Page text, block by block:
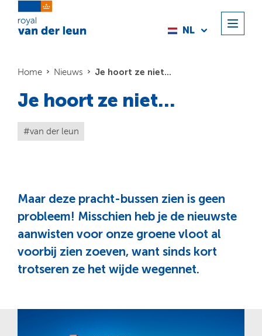
NL
Home Nieuws Je hoort ze niet...
Je hoort ze niet...
van der leun
Maar deze pracht-bussen zien is geen
probleem! Misschien heb je de nieuwste
aanwisten voor onze groene vloot al
voorbij zien zoeven, want sinds kort
trotseren ze het wijde wegennet.